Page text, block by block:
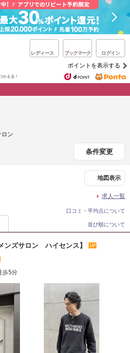
レディース ブックマーク ログイン
ポイントを表示する
かえる！
ロン
条件変更
地図表示
求人一覧
口コミ・平均点について
並び順について
ンズサロン ハイセンス】
歩5分